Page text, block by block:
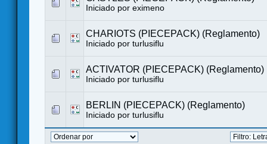
Iniciado por eximeno
CHARIOTS (PIECEPACK) (Reglamento)
Iniciado por turlusiflu
ACTIVATOR (PIECEPACK) (Reglamento)
Iniciado por turlusiflu
BERLIN (PIECEPACK) (Reglamento)
Iniciado por turlusiflu